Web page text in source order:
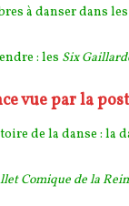
à danser dans
: les Six
vue par la
de la danse : la
Comique de la